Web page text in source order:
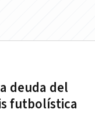
deuda del
futbolística